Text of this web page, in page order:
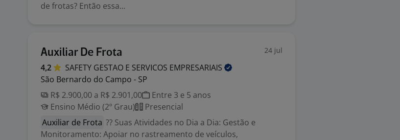
de frotas? Então essa...
Auxiliar De Frota 24 jul
4,2 SAFETY GESTAO E SERVICOS EMPRESARIAIS
São Bernardo do Campo - SP
R$ 2.900,00 a R$ 2.901,00
Entre 3 e 5 anos
Ensino Médio (2º Grau)
Presencial
Auxiliar de Frota ?? Suas Atividades no Dia a Dia: Gestão e
Monitoramento: Apoiar no rastreamento de veículos,